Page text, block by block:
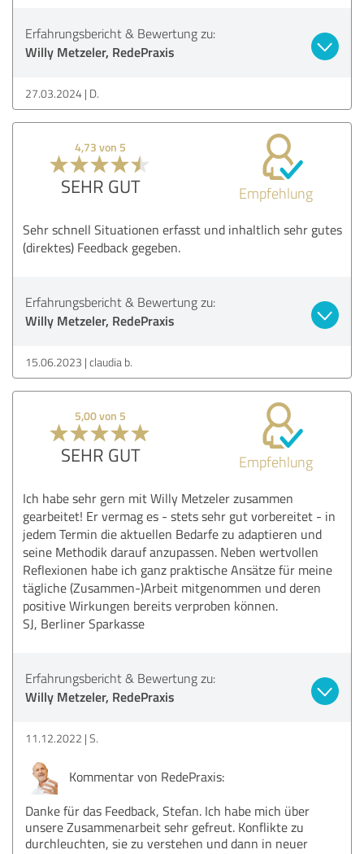
Erfahrungsbericht & Bewertung zu:
Willy Metzeler, RedePraxis
27.03.2024 D.
4,73 von 5
SEHR GUT Empfehlung
Sehr schnell Situationen erfasst und inhaltlich sehr gutes
(direktes) Feedback gegeben.
Erfahrungsbericht & Bewertung zu:
Willy Metzeler, RedePraxis
15.06.2023 claudia b.
5,00 von 5
SEHR GUT Empfehlung
Ich habe sehr gern mit Willy Metzeler zusammen
gearbeitet! Er vermag es - stets sehr gut vorbereitet - in
jedem Termin die aktuellen Bedarfe zu adaptieren und
seine Methodik darauf anzupassen. Neben wertvollen
Reflexionen habe ich ganz praktische Ansätze für meine
tägliche (Zusammen-)Arbeit mitgenommen und deren
positive Wirkungen bereits verproben können.
SJ, Berliner Sparkasse
Erfahrungsbericht & Bewertung zu:
Willy Metzeler, RedePraxis
11.12.2022 S.
Kommentar von RedePraxis:
Danke für das Feedback, Stefan. Ich habe mich über
unsere Zusammenarbeit sehr gefreut. Konflikte zu
durchleuchten, sie zu verstehen und dann in neuer